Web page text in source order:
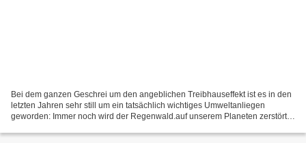
Bei dem ganzen Geschrei um den angeblichen Treibhauseffekt ist es in den
letzten Jahren sehr still um ein tatsächlich wichtiges Umweltanliegen
geworden: Immer noch wird der Regenwald.auf unserem Planeten zerstört.